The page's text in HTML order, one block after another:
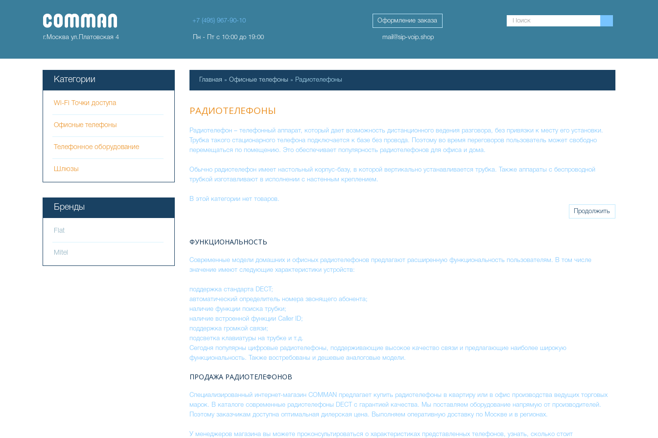
+7 (495) 967-90-10 Оформление заказа
г.Москва ул.Платовская 4 Пн - Пт с 10:00 до 19:00 mail@sip-voip.shop
Главная » Офисные телефоны » Радиотелефоны
РАДИОТЕЛЕФОНЫ
Радиотелефон – телефонный аппарат, который дает возможность дистанционного ведения разговора, без привязки к месту его установки.
Трубка такого стационарного телефона подключается к базе без провода. Поэтому во время переговоров пользователь может свободно
перемещаться по помещению. Это обеспечивает популярность радиотелефонов для офиса и дома.
Обычно радиотелефон имеет настольный корпус-базу, в которой вертикально устанавливается трубка. Также аппараты с беспроводной
трубкой изготавливают в исполнении с настенным креплением.
В этой категории нет товаров.
Продолжить
ФУНКЦИОНАЛЬНОСТЬ
Современные модели домашних и офисных радиотелефонов предлагают расширенную функциональность пользователям. В том числе
значение имеют следующие характеристики устройств:
поддержка стандарта DECT;
автоматический определитель номера звонящего абонента;
наличие функции поиска трубки;
наличие встроенной функции Caller ID;
поддержка громкой связи;
подсветка клавиатуры на трубке и т.д.
Сегодня популярны цифровые радиотелефоны, поддерживающие высокое качество связи и предлагающие наиболее широкую
функциональность. Также востребованы и дешевые аналоговые модели.
ПРОДАЖА РАДИОТЕЛЕФОНОВ
Специализированный интернет-магазин COMMAN предлагает купить радиотелефоны в квартиру или в офис производства ведущих торговых
марок. В каталоге современные радиотелефоны DECT с гарантией качества. Мы поставляем оборудование напрямую от производителей.
Поэтому заказчикам доступна оптимальная дилерская цена. Выполняем оперативную доставку по Москве и в регионах.
У менеджеров магазина вы можете проконсультироваться о характеристиках представленных телефонов, узнать, сколько стоит
Категории
Wi-Fi Точки доступа
Офисные телефоны
Телефонное оборудование
Шлюзы
Бренды
Flat
Mitel